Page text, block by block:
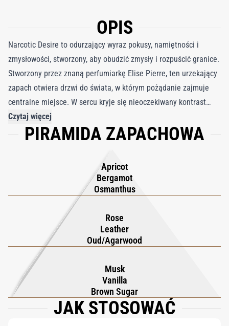
OPIS
Narcotic Desire to odurzający wyraz pokusy, namiętności i
zmysłowości, stworzony, aby obudzić zmysły i rozpuścić granice.
Stworzony przez znaną perfumiarkę Elise Pierre, ten urzekający
zapach otwiera drzwi do świata, w którym pożądanie zajmuje
centralne miejsce. W sercu kryje się nieoczekiwany kontrast
pomiędzy egzotycznym oudem i chłodną słodyczą dojrzałej
moreli, tworząc magnetyczną harmonię, która jest zarówno
cytrusów dodają świeżości i energii. Rezultatem jest zapach,
który otula użytkownika niczym jedwab, wywołując intymność,
pewność siebie i nieodparty urok. W miarę ewolucji zapachu
bogaty absolut róży i wyrafinowany akord skóry i oudu
pogłębiają jego zmysłowy charakter, dodając elegancji i
złożoności. Baza rozwija się w aksamitną mieszankę piżma,
wanilii i brązowego cukru, tworząc trwały ślad, który jest ciepły,
uzależniający i niezapomniany. To rozkoszne połączenie
podkreśla uwodzicielską osobowość zapachu, zachowując
jednocześnie wyrafinowaną równowagę pomiędzy słodyczą i
głębią. Odważny i wyrafinowany, Narcotic Desire celebruje
Czytaj więcej
PIRAMIDA ZAPACHOWA
Apricot
Bergamot
Osmanthus
Rose
Leather
Oud/Agarwood
Musk
Vanilla
Brown Sugar
JAK STOSOWAĆ